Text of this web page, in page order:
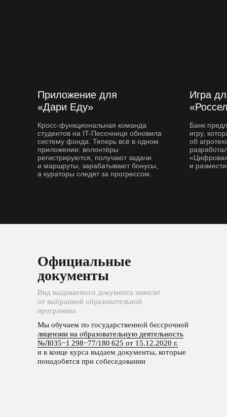
Банк
игру,
об
и
Игра
Кросс-функциональная команда
студентов на IT-Песочнице обновила
систему фонда. Теперь всё в одном
приложении: волонтёры
регистрируются, получают задачи
и маршруты, зарабатывают бонусы,
а кураторы следят за прогрессом.
Приложение для
«Дари Еду»
Вид выдаваемого документа зависит
от выбранной образовательной
программы
Официальные
документы
Мы обучаем по государственной бессрочной
лицензии на образовательную деятельность
№Л035−1 298−77/180 625 от 15.12.2020 г.
и в конце курса выдаем документы, которые
понадобятся при собеседовании